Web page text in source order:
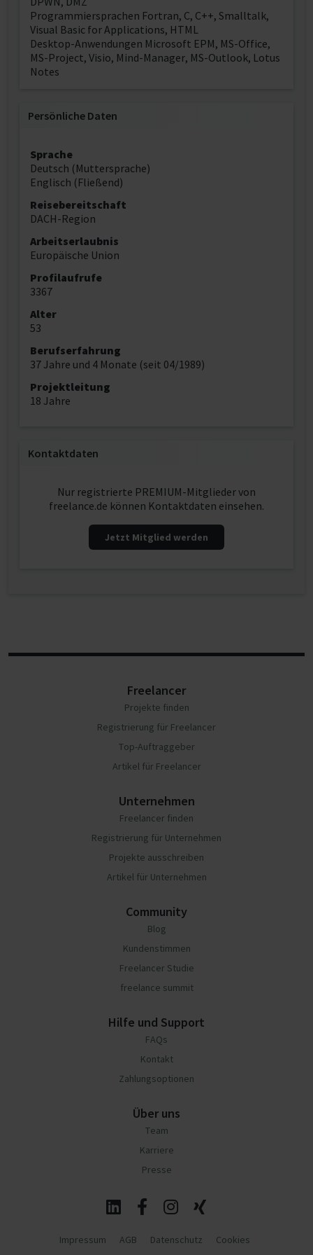
Programmiersprachen Fortran, C, C++, Smalltalk,
Visual Basic for Applications, HTML
Desktop-Anwendungen Microsoft EPM, MS-Office,
MS-Project, Visio, Mind-Manager, MS-Outlook, Lotus
Notes
Persönliche Daten
Sprache
Deutsch (Muttersprache)
Englisch (Fließend)
Reisebereitschaft
DACH-Region
Arbeitserlaubnis
Europäische Union
Profilaufrufe
3367
Alter
53
Berufserfahrung
37 Jahre und 4 Monate (seit 04/1989)
Projektleitung
18 Jahre
Kontaktdaten
Nur registrierte PREMIUM-Mitglieder von
freelance.de können Kontaktdaten einsehen.
Jetzt Mitglied werden
Freelancer
Projekte finden
Registrierung für Freelancer
Top-Auftraggeber
Artikel für Freelancer
Unternehmen
Freelancer finden
Registrierung für Unternehmen
Projekte ausschreiben
Artikel für Unternehmen
Community
Blog
Kundenstimmen
Freelancer Studie
freelance summit
Hilfe und Support
FAQs
Kontakt
Zahlungsoptionen
Über uns
Team
Karriere
Presse
Impressum AGB Datenschutz Cookies